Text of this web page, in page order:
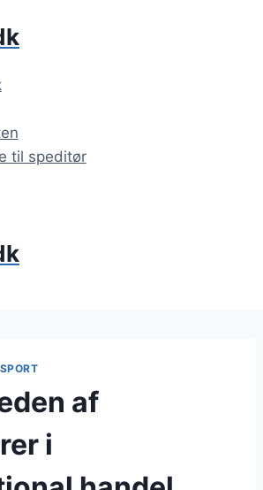
til speditør
af
i